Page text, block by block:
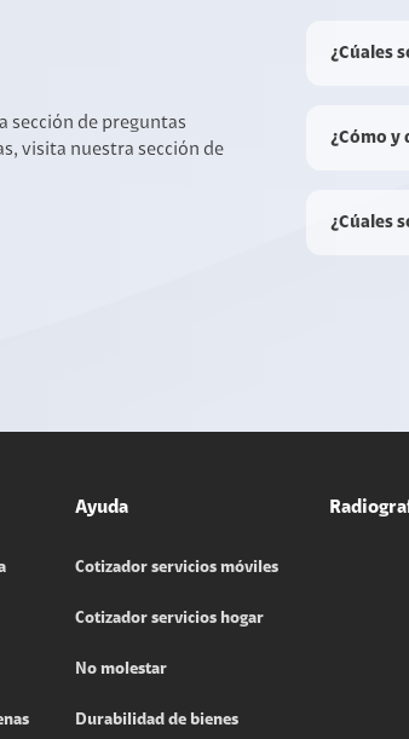
sección de preguntas
visita nuestra sección de
¿Cúales
¿Cómo y
¿Cúales
Ayuda
Cotizador servicios móviles
Cotizador servicios hogar
No molestar
Durabilidad de bienes